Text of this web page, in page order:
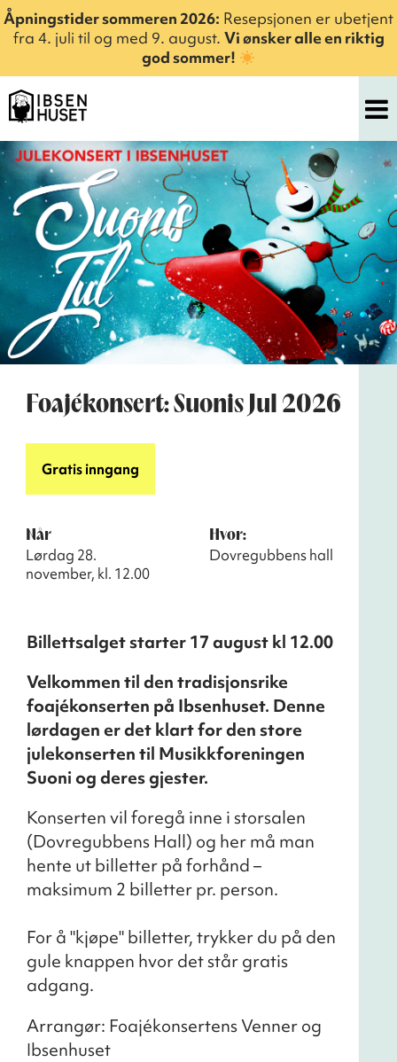
Åpningstider sommeren 2026: Resepsjonen er ubetjent
fra 4. juli til og med 9. august. Vi ønsker alle en riktig
god sommer!
Når
Lørdag 28.
november, kl. 12.00
Hvor:
Dovregubbens hall
Foajékonsert: Suonis Jul 2026
Gratis inngang
Billettsalget starter 17 august kl 12.00
Velkommen til den tradisjonsrike
foajékonserten på Ibsenhuset. Denne
lørdagen er det klart for den store
julekonserten til Musikkforeningen
Suoni og deres gjester.
Konserten vil foregå inne i storsalen
(Dovregubbens Hall) og her må man
hente ut billetter på forhånd –
maksimum 2 billetter pr. person.
For å "kjøpe" billetter, trykker du på den
gule knappen hvor det står gratis
adgang.
Arrangør: Foajékonsertens Venner og
Ibsenhuset